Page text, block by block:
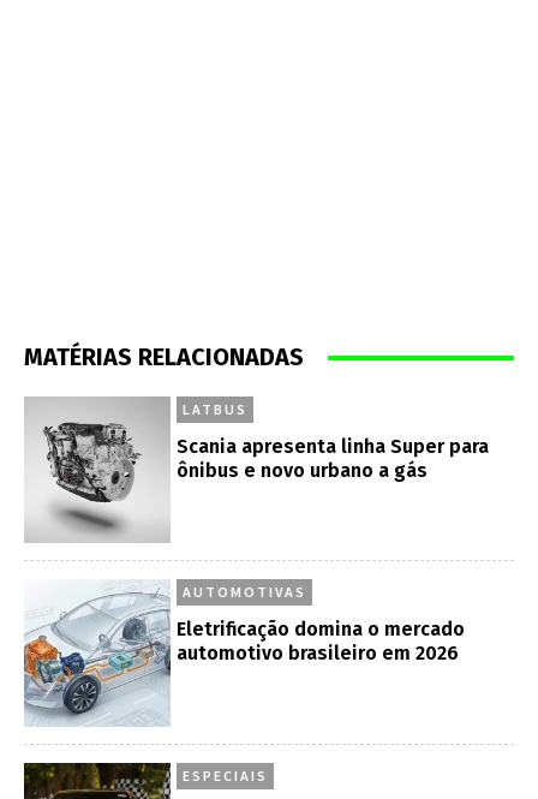
MATÉRIAS RELACIONADAS
LATBUS
Scania apresenta linha Super para
ônibus e novo urbano a gás
AUTOMOTIVAS
Eletrificação domina o mercado
automotivo brasileiro em 2026
ESPECIAIS